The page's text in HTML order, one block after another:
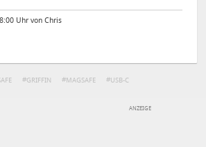
Uhr von Chris
GRIFFIN MAGSAFE USB-C